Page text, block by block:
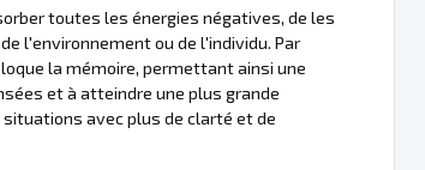
toutes les énergies négatives, de les
l'environnement ou de l'individu. Par
la mémoire, permettant ainsi une
et à atteindre une plus grande
avec plus de clarté et de